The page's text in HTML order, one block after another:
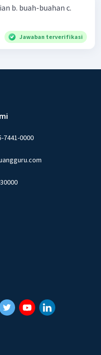
Jawaban terverifikasi
7441-0000